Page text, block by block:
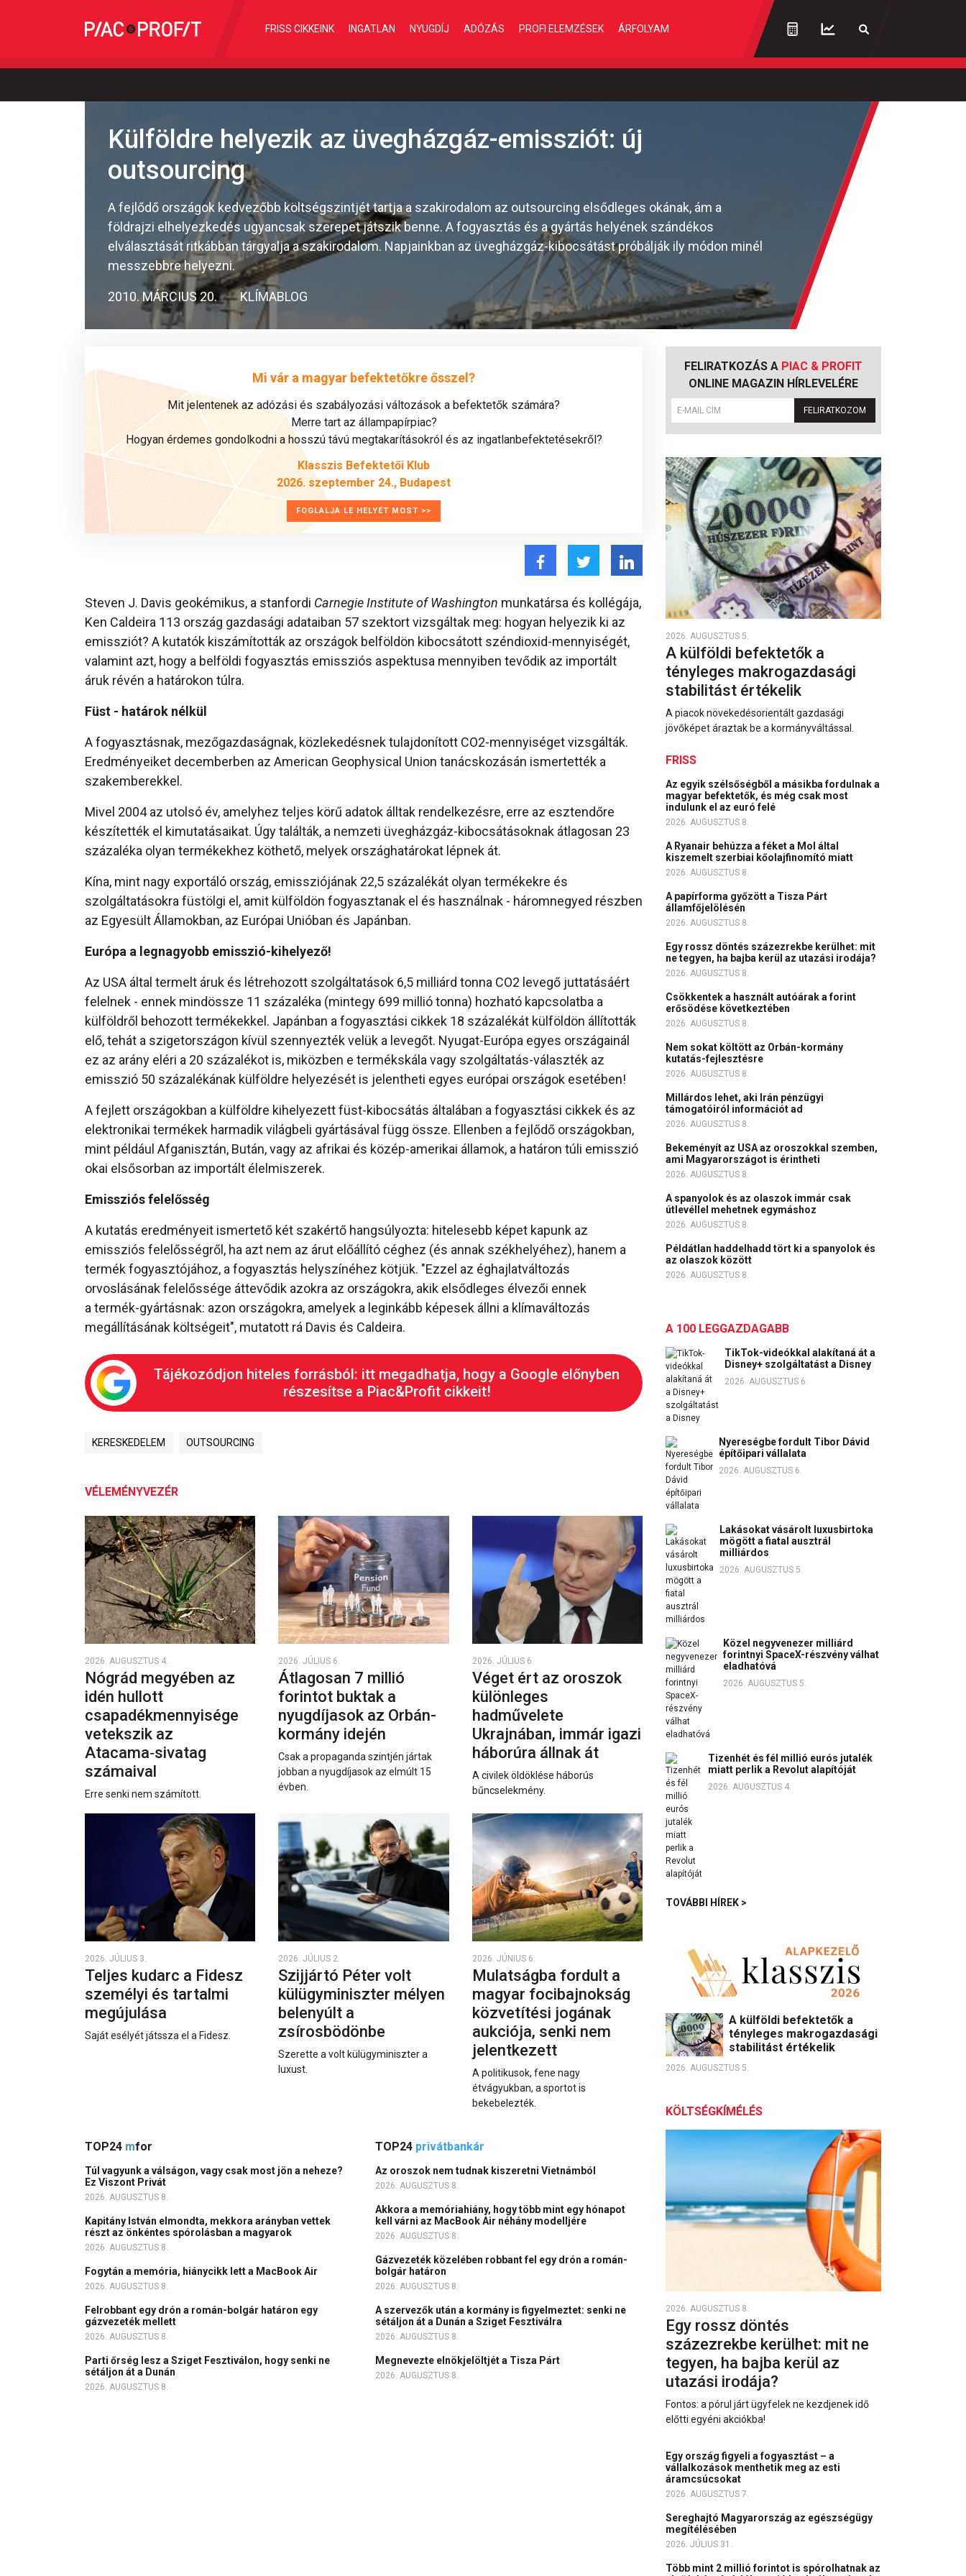
FRISS CIKKEINK INGATLAN NYUGDÍJ ADÓZÁS PROFI ELEMZÉSEK ÁRFOLYAM
Külföldre helyezik az üvegházgáz-emissziót: új
outsourcing
A fejlődő országok kedvezőbb költségszintjét tartja a szakirodalom az outsourcing elsődleges okának, ám a
földrajzi elhelyezkedés ugyancsak szerepet játszik benne. A fogyasztás és a gyártás helyének szándékos
elválasztását ritkábban tárgyalja a szakirodalom. Napjainkban az üvegházgáz-kibocsátást próbálják ily módon minél
messzebbre helyezni.
2010. MÁRCIUS 20. KLÍMABLOG
Mi vár a magyar befektetőkre ősszel?
Mit jelentenek az adózási és szabályozási változások a befektetők számára?
Merre tart az állampapírpiac?
Hogyan érdemes gondolkodni a hosszú távú megtakarításokról és az ingatlanbefektetésekről?
Klasszis Befektetői Klub
2026. szeptember 24., Budapest
FOGLALJA LE HELYÉT MOST >>
Steven J. Davis geokémikus, a stanfordi Carnegie Institute of Washington munkatársa és kollégája,
Ken Caldeira 113 ország gazdasági adataiban 57 szektort vizsgáltak meg: hogyan helyezik ki az
emissziót? A kutatók kiszámították az országok belföldön kibocsátott széndioxid-mennyiségét,
valamint azt, hogy a belföldi fogyasztás emissziós aspektusa mennyiben tevődik az importált
áruk révén a határokon túlra.
Füst - határok nélkül
A fogyasztásnak, mezőgazdaságnak, közlekedésnek tulajdonított CO2-mennyiséget vizsgálták.
Eredményeiket decemberben az American Geophysical Union tanácskozásán ismertették a
szakemberekkel.
Mivel 2004 az utolsó év, amelyhez teljes körű adatok álltak rendelkezésre, erre az esztendőre
készítették el kimutatásaikat. Úgy találták, a nemzeti üvegházgáz-kibocsátásoknak átlagosan 23
százaléka olyan termékekhez köthető, melyek országhatárokat lépnek át.
Kína, mint nagy exportáló ország, emissziójának 22,5 százalékát olyan termékekre és
szolgáltatásokra füstölgi el, amit külföldön fogyasztanak el és használnak - háromnegyed részben
az Egyesült Államokban, az Európai Unióban és Japánban.
Európa a legnagyobb emisszió-kihelyező!
Az USA által termelt áruk és létrehozott szolgáltatások 6,5 milliárd tonna CO2 levegő juttatásáért
felelnek - ennek mindössze 11 százaléka (mintegy 699 millió tonna) hozható kapcsolatba a
külföldről behozott termékekkel. Japánban a fogyasztási cikkek 18 százalékát külföldön állították
elő, tehát a szigetországon kívül szennyezték velük a levegőt. Nyugat-Európa egyes országainál
ez az arány eléri a 20 százalékot is, miközben e termékskála vagy szolgáltatás-választék az
emisszió 50 százalékának külföldre helyezését is jelentheti egyes európai országok esetében!
A fejlett országokban a külföldre kihelyezett füst-kibocsátás általában a fogyasztási cikkek és az
elektronikai termékek harmadik világbeli gyártásával függ össze. Ellenben a fejlődő országokban,
mint például Afganisztán, Bután, vagy az afrikai és közép-amerikai államok, a határon túli emisszió
okai elsősorban az importált élelmiszerek.
Emissziós felelősség
A kutatás eredményeit ismertető két szakértő hangsúlyozta: hitelesebb képet kapunk az
emissziós felelősségről, ha azt nem az árut előállító céghez (és annak székhelyéhez), hanem a
termék fogyasztójához, a fogyasztás helyszínéhez kötjük. "Ezzel az éghajlatváltozás
orvoslásának felelőssége áttevődik azokra az országokra, akik elsődleges élvezői ennek
a termék-gyártásnak: azon országokra, amelyek a leginkább képesek állni a klímaváltozás
megállításának költségeit", mutatott rá Davis és Caldeira.
Tájékozódjon hiteles forrásból: itt megadhatja, hogy a Google előnyben
részesítse a Piac&Profit cikkeit!
KERESKEDELEM OUTSOURCING
VÉLEMÉNYVEZÉR
2026. AUGUSZTUS 4.
Nógrád megyében az
idén hullott
csapadékmennyisége
vetekszik az
Atacama‑sivatag
számaival
Erre senki nem számított.
2026. JÚLIUS 6.
Átlagosan 7 millió
forintot buktak a
nyugdíjasok az Orbán-
kormány idején
Csak a propaganda szintjén jártak
jobban a nyugdíjasok az elmúlt 15
évben.
2026. JÚLIUS 6.
Véget ért az oroszok
különleges
hadművelete
Ukrajnában, immár igazi
háborúra állnak át
A civilek öldöklése háborús
bűncselekmény.
2026. JÚLIUS 3.
Teljes kudarc a Fidesz
személyi és tartalmi
megújulása
Saját esélyét játssza el a Fidesz.
2026. JÚLIUS 2.
Szijjártó Péter volt
külügyminiszter mélyen
belenyúlt a
zsírosbödönbe
Szerette a volt külügyminiszter a
luxust.
2026. JÚNIUS 6.
Mulatságba fordult a
magyar focibajnokság
közvetítési jogának
aukciója, senki nem
jelentkezett
A politikusok, fene nagy
étvágyukban, a sportot is
bekebelezték.
TOP24 mfor
Túl vagyunk a válságon, vagy csak most jön a neheze?
Ez Viszont Privát
2026. AUGUSZTUS 8.
Kapitány István elmondta, mekkora arányban vettek
részt az önkéntes spórolásban a magyarok
2026. AUGUSZTUS 8.
Fogytán a memória, hiánycikk lett a MacBook Air
2026. AUGUSZTUS 8.
Felrobbant egy drón a román-bolgár határon egy
gázvezeték mellett
2026. AUGUSZTUS 8.
Parti őrség lesz a Sziget Fesztiválon, hogy senki ne
sétáljon át a Dunán
2026. AUGUSZTUS 8.
TOP24 privátbankár
Az oroszok nem tudnak kiszeretni Vietnámból
2026. AUGUSZTUS 8.
Akkora a memóriahiány, hogy több mint egy hónapot
kell várni az MacBook Air néhány modelljére
2026. AUGUSZTUS 8.
Gázvezeték közelében robbant fel egy drón a román-
bolgár határon
2026. AUGUSZTUS 8.
A szervezők után a kormány is figyelmeztet: senki ne
sétáljon át a Dunán a Sziget Fesztiválra
2026. AUGUSZTUS 8.
Megnevezte elnökjelöltjét a Tisza Párt
2026. AUGUSZTUS 8.
FELIRATKOZÁS A PIAC & PROFIT
ONLINE MAGAZIN HÍRLEVELÉRE
FELIRATKOZOM
2026. AUGUSZTUS 5.
A külföldi befektetők a
tényleges makrogazdasági
stabilitást értékelik
A piacok növekedésorientált gazdasági
jövőképet áraztak be a kormányváltással.
FRISS
Az egyik szélsőségből a másikba fordulnak a
magyar befektetők, és még csak most
indulunk el az euró felé
2026. AUGUSZTUS 8.
A Ryanair behúzza a féket a Mol által
kiszemelt szerbiai kőolajfinomító miatt
2026. AUGUSZTUS 8.
A papírforma győzött a Tisza Párt
államfőjelölésén
2026. AUGUSZTUS 8.
Egy rossz döntés százezrekbe kerülhet: mit
ne tegyen, ha bajba kerül az utazási irodája?
2026. AUGUSZTUS 8.
Csökkentek a használt autóárak a forint
erősödése következtében
2026. AUGUSZTUS 8.
Nem sokat költött az Orbán-kormány
kutatás-fejlesztésre
2026. AUGUSZTUS 8.
Millárdos lehet, aki Irán pénzügyi
támogatóiról információt ad
2026. AUGUSZTUS 8.
Bekeményít az USA az oroszokkal szemben,
ami Magyarországot is érintheti
2026. AUGUSZTUS 8.
A spanyolok és az olaszok immár csak
útlevéllel mehetnek egymáshoz
2026. AUGUSZTUS 8.
Példátlan haddelhadd tört ki a spanyolok és
az olaszok között
2026. AUGUSZTUS 8.
A 100 LEGGAZDAGABB
TikTok-videókkal alakítaná át a
Disney+ szolgáltatást a Disney
2026. AUGUSZTUS 6.
Nyereségbe fordult Tibor Dávid
építőipari vállalata
2026. AUGUSZTUS 6.
Lakásokat vásárolt luxusbirtoka
mögött a fiatal ausztrál
milliárdos
2026. AUGUSZTUS 5.
Közel negyvenezer milliárd
forintnyi SpaceX-részvény válhat
eladhatóvá
2026. AUGUSZTUS 5.
Tizenhét és fél millió eurós jutalék
miatt perlik a Revolut alapítóját
2026. AUGUSZTUS 4.
TOVÁBBI HÍREK >
A külföldi befektetők a
tényleges makrogazdasági
stabilitást értékelik
2026. AUGUSZTUS 5.
KÖLTSÉGKÍMÉLÉS
2026. AUGUSZTUS 8.
Egy rossz döntés
százezrekbe kerülhet: mit ne
tegyen, ha bajba kerül az
utazási irodája?
Fontos: a pórul járt ügyfelek ne kezdjenek idő
előtti egyéni akciókba!
Egy ország figyeli a fogyasztást – a
vállalkozások menthetik meg az esti
áramcsúcsokat
2026. AUGUSZTUS 7.
Sereghajtó Magyarország az egészségügy
megítélésében
2026. JÚLIUS 31.
Több mint 2 millió forintot is spórolhatnak az